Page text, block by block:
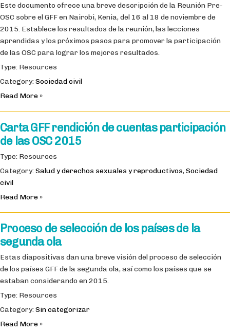
Este documento ofrece una breve descripción de la Reunión Pre-
OSC sobre el GFF en Nairobi, Kenia, del 16 al 18 de noviembre de
2015. Establece los resultados de la reunión, las lecciones
aprendidas y los próximos pasos para promover la participación
de las OSC para lograr los mejores resultados.
Type: Resources
Category:Sociedad civil
Read More »
Carta GFF rendición de cuentas participación
de las OSC 2015
Type: Resources
Category:Salud y derechos sexuales y reproductivos,Sociedad
civil
Read More »
Proceso de selección de los países de la
segunda ola
Estas diapositivas dan una breve visión del proceso de selección
de los países GFF de la segunda ola, así como los países que se
estaban considerando en 2015.
Type: Resources
Category:Sin categorizar
Read More »